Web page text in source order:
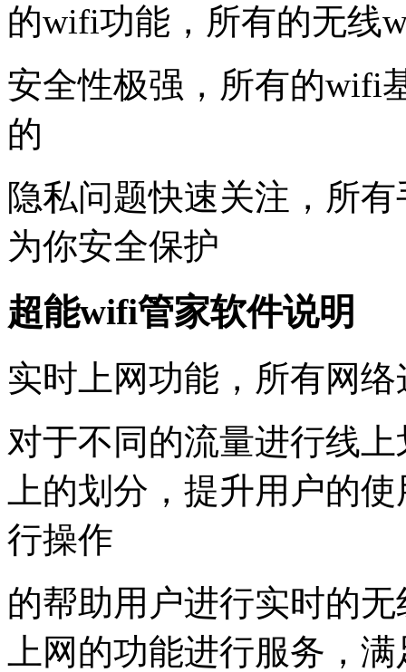
的wifi功能，所有的无线
安全性极强，所有的wifi
的
隐私问题快速关注，所
为你安全保护
超能wifi管家软件说明
实时上网功能，所有网
对于不同的流量进行线
上的划分，提升用户的
行操作
的帮助用户进行实时的
上网的功能进行服务，